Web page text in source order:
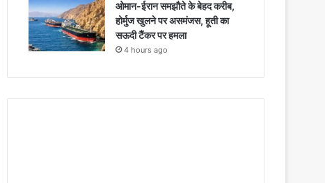
ओमान-ईरान समझौते के बेहद करीब,
होर्मुज खुलने पर असमंजस, हूती का
सऊदी टैंकर पर हमला
4 hours ago